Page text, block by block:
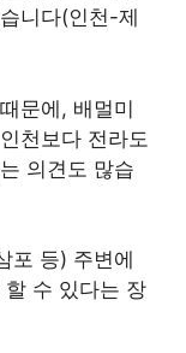
니다(인천-제
문에, 배멀미
천보다 전라도
의견도 많습
포 등) 주변에
수 있다는 장